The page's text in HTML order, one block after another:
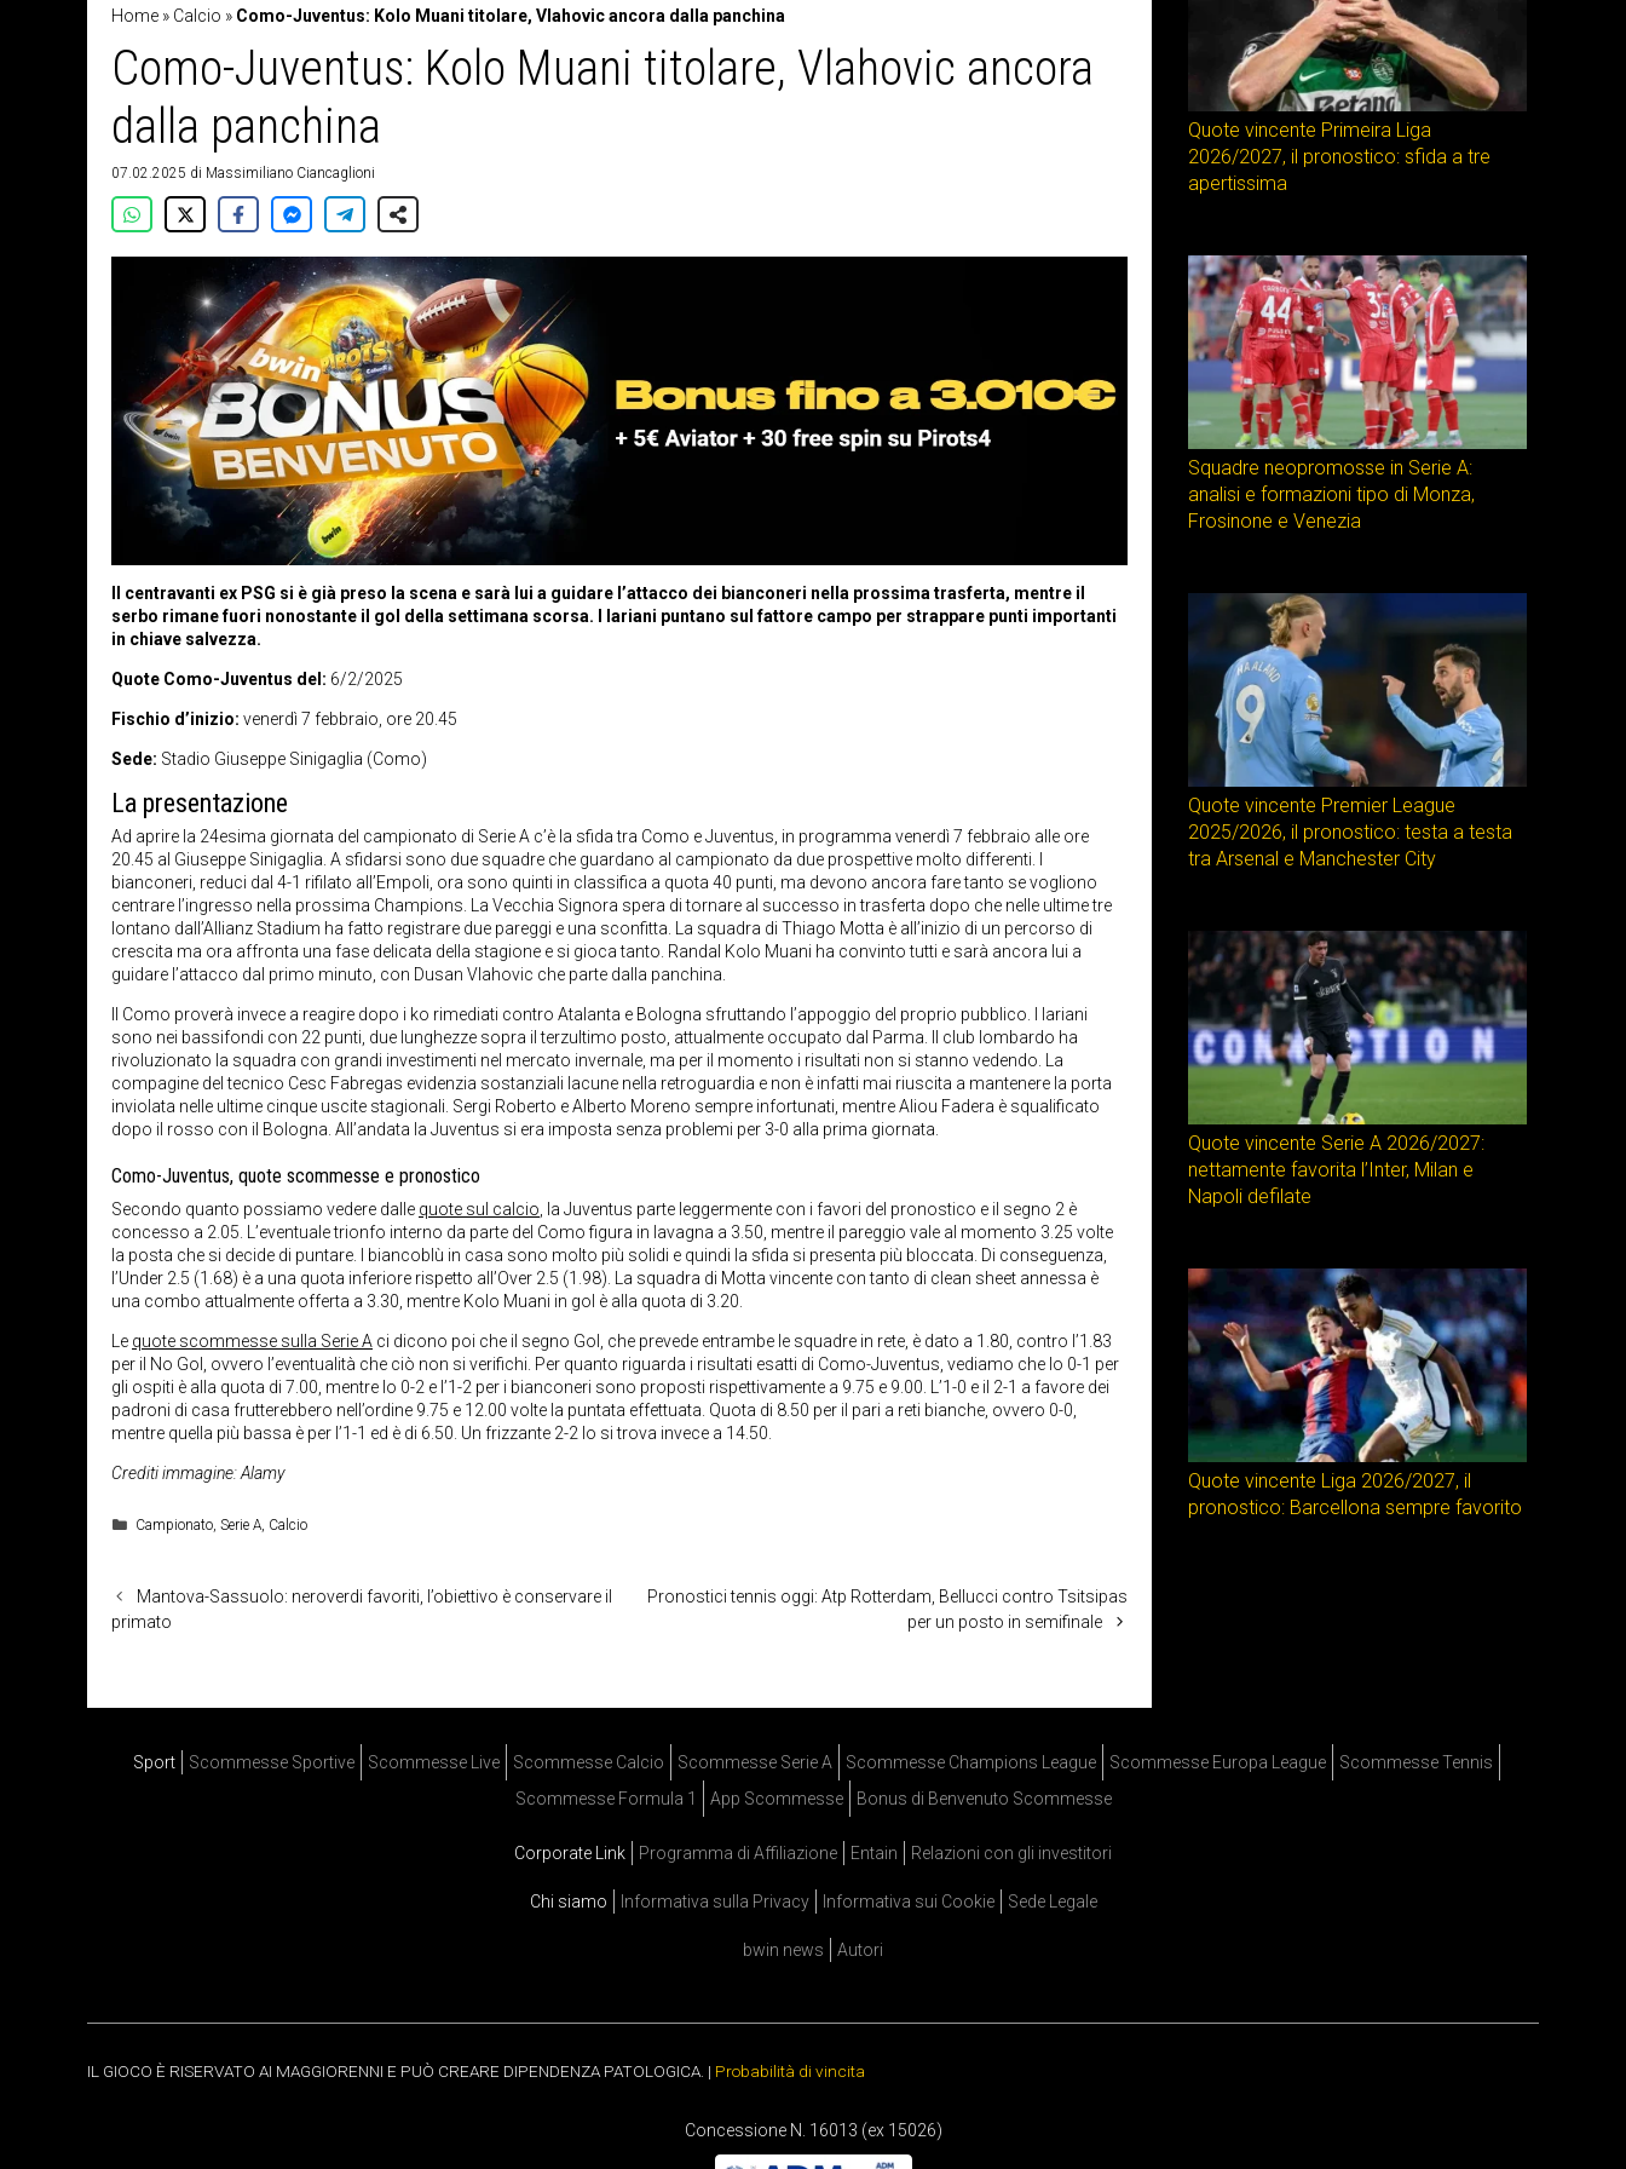
Home » Calcio » Como-Juventus: Kolo Muani titolare, Vlahovic ancora dalla panchina
Como-Juventus: Kolo Muani titolare, Vlahovic ancora
dalla panchina
07.02.2025 di Massimiliano Ciancaglioni
Il centravanti ex PSG si è già preso la scena e sarà lui a guidare l’attacco dei bianconeri nella prossima trasferta, mentre il
serbo rimane fuori nonostante il gol della settimana scorsa. I lariani puntano sul fattore campo per strappare punti importanti
in chiave salvezza.
Quote Como-Juventus del: 6/2/2025
Fischio d’inizio: venerdì 7 febbraio, ore 20.45
Sede: Stadio Giuseppe Sinigaglia (Como)
La presentazione
Ad aprire la 24esima giornata del campionato di Serie A c’è la sfida tra Como e Juventus, in programma venerdì 7 febbraio alle ore
20.45 al Giuseppe Sinigaglia. A sfidarsi sono due squadre che guardano al campionato da due prospettive molto differenti. I
bianconeri, reduci dal 4-1 rifilato all’Empoli, ora sono quinti in classifica a quota 40 punti, ma devono ancora fare tanto se vogliono
centrare l’ingresso nella prossima Champions. La Vecchia Signora spera di tornare al successo in trasferta dopo che nelle ultime tre
lontano dall’Allianz Stadium ha fatto registrare due pareggi e una sconfitta. La squadra di Thiago Motta è all’inizio di un percorso di
crescita ma ora affronta una fase delicata della stagione e si gioca tanto. Randal Kolo Muani ha convinto tutti e sarà ancora lui a
guidare l’attacco dal primo minuto, con Dusan Vlahovic che parte dalla panchina.
Il Como proverà invece a reagire dopo i ko rimediati contro Atalanta e Bologna sfruttando l’appoggio del proprio pubblico. I lariani
sono nei bassifondi con 22 punti, due lunghezze sopra il terzultimo posto, attualmente occupato dal Parma. Il club lombardo ha
rivoluzionato la squadra con grandi investimenti nel mercato invernale, ma per il momento i risultati non si stanno vedendo. La
compagine del tecnico Cesc Fabregas evidenzia sostanziali lacune nella retroguardia e non è infatti mai riuscita a mantenere la porta
inviolata nelle ultime cinque uscite stagionali. Sergi Roberto e Alberto Moreno sempre infortunati, mentre Aliou Fadera è squalificato
dopo il rosso con il Bologna. All’andata la Juventus si era imposta senza problemi per 3-0 alla prima giornata.
Como-Juventus, quote scommesse e pronostico
Secondo quanto possiamo vedere dalle quote sul calcio , la Juventus parte leggermente con i favori del pronostico e il segno 2 è
concesso a 2.05. L’eventuale trionfo interno da parte del Como figura in lavagna a 3.50, mentre il pareggio vale al momento 3.25 volte
la posta che si decide di puntare. I biancoblù in casa sono molto più solidi e quindi la sfida si presenta più bloccata. Di conseguenza,
l’Under 2.5 (1.68) è a una quota inferiore rispetto all’Over 2.5 (1.98). La squadra di Motta vincente con tanto di clean sheet annessa è
una combo attualmente offerta a 3.30, mentre Kolo Muani in gol è alla quota di 3.20.
Le quote scommesse sulla Serie A ci dicono poi che il segno Gol, che prevede entrambe le squadre in rete, è dato a 1.80, contro l’1.83
per il No Gol, ovvero l’eventualità che ciò non si verifichi. Per quanto riguarda i risultati esatti di Como-Juventus, vediamo che lo 0-1 per
gli ospiti è alla quota di 7.00, mentre lo 0-2 e l’1-2 per i bianconeri sono proposti rispettivamente a 9.75 e 9.00. L’1-0 e il 2-1 a favore dei
padroni di casa frutterebbero nell’ordine 9.75 e 12.00 volte la puntata effettuata. Quota di 8.50 per il pari a reti bianche, ovvero 0-0,
mentre quella più bassa è per l’1-1 ed è di 6.50. Un frizzante 2-2 lo si trova invece a 14.50.
Crediti immagine: Alamy
Categorie
Campionato,Serie A, Calcio
Mantova-Sassuolo: neroverdi favoriti, l’obiettivo è conservare il
primato
Pronostici tennis oggi: Atp Rotterdam, Bellucci contro Tsitsipas
per un posto in semifinale
Quote vincente Primeira Liga
2026/2027, il pronostico: sfida a tre
apertissima
Squadre neopromosse in Serie A:
analisi e formazioni tipo di Monza,
Frosinone e Venezia
Quote vincente Premier League
2025/2026, il pronostico: testa a testa
tra Arsenal e Manchester City
Quote vincente Serie A 2026/2027:
nettamente favorita l’Inter, Milan e
Napoli defilate
Quote vincente Liga 2026/2027, il
pronostico: Barcellona sempre favorito
Sport Scommesse Sportive Scommesse Live Scommesse Calcio Scommesse Serie A Scommesse Champions League Scommesse Europa League
Scommesse Tennis
Scommesse Formula 1
App Scommesse Bonus di Benvenuto Scommesse
Corporate Link Programma di Affiliazione Entain Relazioni con gli investitori
Chi siamo Informativa sulla Privacy Informativa sui Cookie Sede Legale
bwin news Autori
IL GIOCO È RISERVATO AI MAGGIORENNI E PUÒ CREARE DIPENDENZA PATOLOGICA. | Probabilità di vincita
Concessione N. 16013 (ex 15026)